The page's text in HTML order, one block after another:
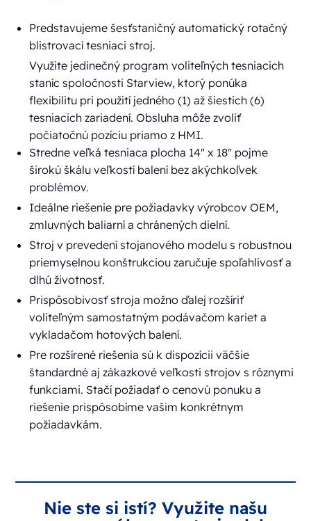
Predstavujeme šesťstaničný automatický rotačný
blistrovací tesniaci stroj.
Využite jedinečný program voliteľných tesniacich
staníc spoločnosti Starview, ktorý ponúka
flexibilitu pri použití jedného (1) až šiestich (6)
tesniacich zariadení. Obsluha môže zvoliť
počiatočnú pozíciu priamo z HMI.
Stredne veľká tesniaca plocha 14" x 18" pojme
širokú škálu veľkostí balení bez akýchkoľvek
problémov.
Ideálne riešenie pre požiadavky výrobcov OEM,
zmluvných baliarní a chránených dielní.
Stroj v prevedení stojanového modelu s robustnou
priemyselnou konštrukciou zaručuje spoľahlivosť a
dlhú životnosť.
Prispôsobivosť stroja možno ďalej rozšíriť
voliteľným samostatným podávačom kariet a
vykladačom hotových balení.
Pre rozšírené riešenia sú k dispozícii väčšie
štandardné aj zákazkové veľkosti strojov s rôznymi
funkciami. Stačí požiadať o cenovú ponuku a
riešenie prispôsobíme vašim konkrétnym
požiadavkám.
Nie ste si istí? Využite našu